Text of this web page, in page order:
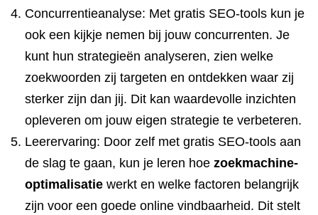
Concurrentieanalyse: Met gratis SEO-tools kun je
ook een kijkje nemen bij jouw concurrenten. Je
kunt hun strategieën analyseren, zien welke
zoekwoorden zij targeten en ontdekken waar zij
sterker zijn dan jij. Dit kan waardevolle inzichten
opleveren om jouw eigen strategie te verbeteren.
Leerervaring: Door zelf met gratis SEO-tools aan
de slag te gaan, kun je leren hoe zoekmachine-
optimalisatie werkt en welke factoren belangrijk
zijn voor een goede online vindbaarheid. Dit stelt